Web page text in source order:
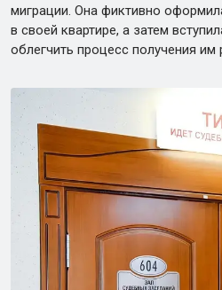
миграции. Она фиктивно
в своей квартире, а затем
облегчить процесс получения им